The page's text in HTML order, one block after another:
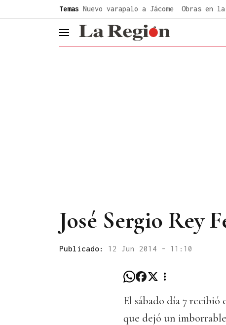
Temas Nuevo varapalo a Jácome Obras en
header.menu.open
José Sergio Rey
Publicado: 12 Jun 2014 - 11:10
El sábado día 7 recibió
que dejó un